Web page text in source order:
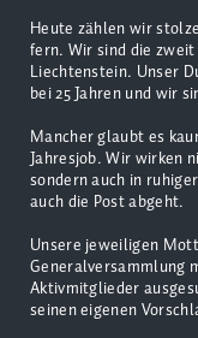
Heute zählen wir
fern. Wir sind die
Liechtenstein. Unser
bei 25 Jahren und wir
Mancher glaubt es
Jahresjob. Wir wirken
sondern auch in
auch die Post abgeht.
Unsere jeweiligen
Generalversammlung
Aktivmitglieder
seinen eigenen